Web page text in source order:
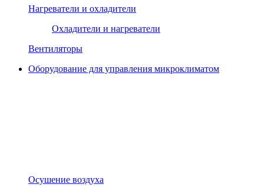
Нагреватели и охладители
Охладители и нагреватели
Вентиляторы
Оборудование для управления микроклиматом
Осушение воздуха